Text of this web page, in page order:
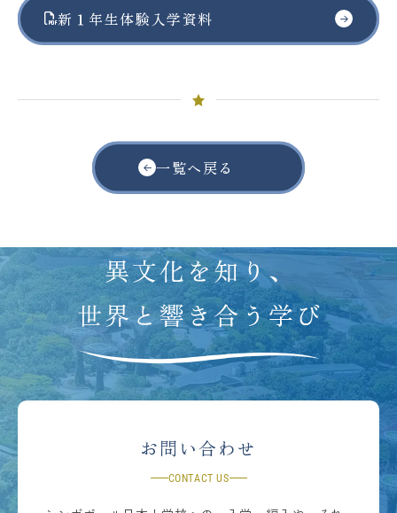
新１年生体験入学資料
一覧へ戻る
お問い合わせ
CONTACT US